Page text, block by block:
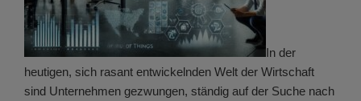
In der
heutigen, sich rasant entwickelnden Welt der Wirtschaft
sind Unternehmen gezwungen, ständig auf der Suche nach